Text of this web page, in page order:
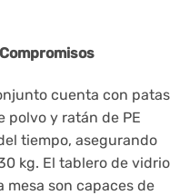
cuenta con patas
polvo y ratán de PE
tiempo, asegurando
kg. El tablero de vidrio
mesa son capaces de